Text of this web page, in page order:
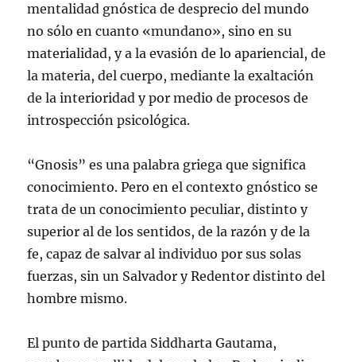
mentalidad gnóstica de desprecio del mundo
no sólo en cuanto «mundano», sino en su
materialidad, y a la evasión de lo apariencial, de
la materia, del cuerpo, mediante la exaltación
de la interioridad y por medio de procesos de
introspección psicológica.
“Gnosis” es una palabra griega que significa
conocimiento. Pero en el contexto gnóstico se
trata de un conocimiento peculiar, distinto y
superior al de los sentidos, de la razón y de la
fe, capaz de salvar al individuo por sus solas
fuerzas, sin un Salvador y Redentor distinto del
hombre mismo.
El punto de partida Siddharta Gautama,